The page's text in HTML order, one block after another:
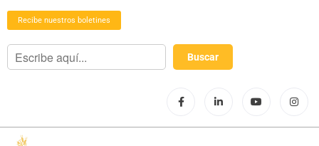
Recibe nuestros boletines